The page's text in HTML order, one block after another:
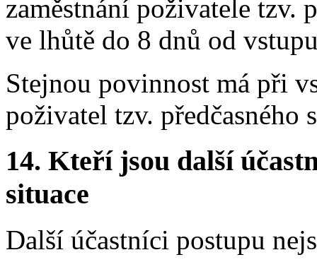
zaměstnání poživatele tzv.
ve lhůtě do 8 dnů od
Stejnou povinnost má při
poživatel tzv. předčasného
14. Kteří jsou další
situace
Další účastníci postupu